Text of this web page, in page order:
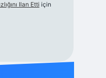
Ilan Etti için